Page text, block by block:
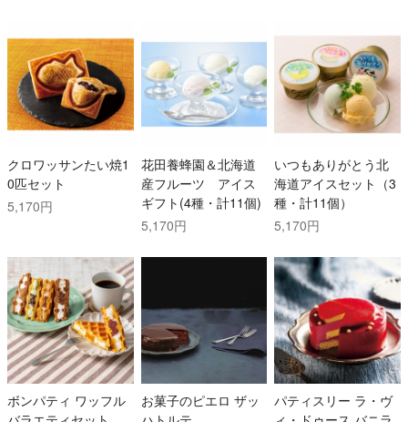
クロワッサンたい焼1
0匹セット
5,170円
花田養蜂園＆北海道
産フルーツ アイス
ギフト(4種・計11個)
5,170円
いつもありがとう北
海道アイスセット（3
種・計11個）
5,170円
ボンパティ ワッフル
お菓子のピエロ ザッ
パティスリー ラ・ヴ